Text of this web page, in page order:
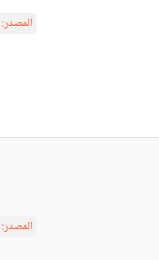
المصدر:
المصدر: